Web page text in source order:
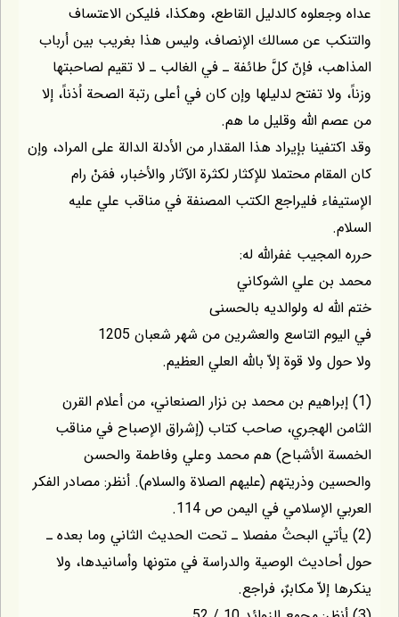
عداه وجعلوه كالدليل القاطع، وهكذا، فليكن الاعتساف
والتنكب عن مسالك الإنصاف، وليس هذا بغريب بين أرباب
المذاهب، فإنّ كلَّ طائفة ـ في الغالب ـ لا تقيم لصاحبتها
وزناً، ولا تفتح لدليلها وإن كان في أعلى رتبة الصحة اُذناً، إلا
من عصم اللّه وقليل ما هم.
وقد اكتفينا بإيراد هذا المقدار من الأدلة الدالة على المراد، وإن
كان المقام محتملا للإكثار لكثرة الآثار والأخبار، فمَنْ رام
الإستيفاء فليراجع الكتب المصنفة في مناقب علي عليه
السلام.
حرره المجيب غفراللّه له:
محمد بن علي الشوكاني
ختم اللّه له ولوالديه بالحسنى
في اليوم التاسع والعشرين من شهر شعبان 1205
ولا حول ولا قوة إلاّ باللّه العلي العظيم.
(1) إبراهيم بن محمد بن نزار الصنعاني، من أعلام القرن
الثامن الهجري، صاحب كتاب (إشراق الإصباح في مناقب
الخمسة الأشباح) هم محمد وعلي وفاطمة والحسن
والحسين وذريتهم (عليهم الصلاة والسلام). أنظر: مصادر الفكر
العربي الإسلامي في اليمن ص 114.
(2) يأتي البحثُ مفصلا ـ تحت الحديث الثاني وما بعده ـ
حول أحاديث الوصية والدراسة في متونها وأسانيدها، ولا
ينكرها إلاّ مكابرٌ، فراجع.